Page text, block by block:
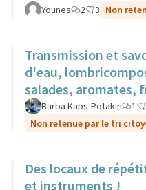
Younes 2 3 Non
Transmission et
d'eau,
salades, aromates,
surfaces sur des
Barba Kaps-Potakin 1
Non retenue par le tri
Des locaux de
et instruments !